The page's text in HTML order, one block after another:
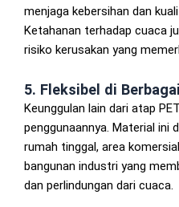
menjaga kebersihan dan
Ketahanan terhadap cuaca
risiko kerusakan yang
5. Fleksibel di
Keunggulan lain dari atap
penggunaannya. Material ini
rumah tinggal, area
bangunan industri yang
dan perlindungan dari cuaca.